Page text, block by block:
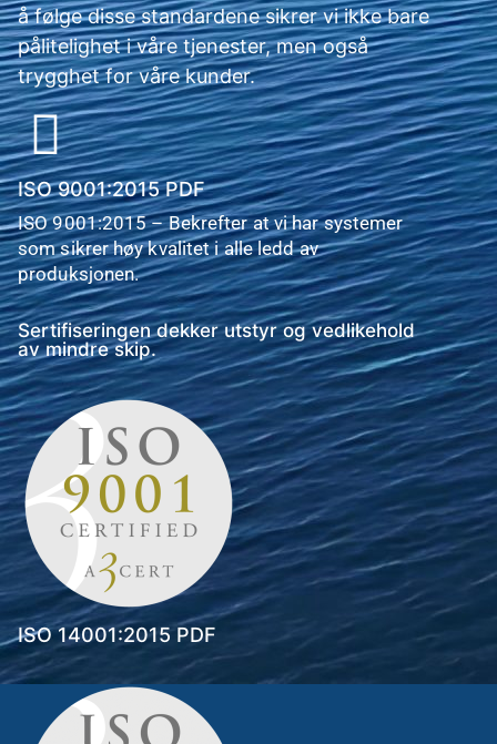
å følge disse standardene sikrer vi ikke bare
pålitelighet i våre tjenester, men også
trygghet for våre kunder.
ISO 9001:2015 PDF
ISO 9001:2015 – Bekrefter at vi har systemer
som sikrer høy kvalitet i alle ledd av
produksjonen.
Sertifiseringen dekker utstyr og vedlikehold
av mindre skip.
ISO 14001:2015 PDF